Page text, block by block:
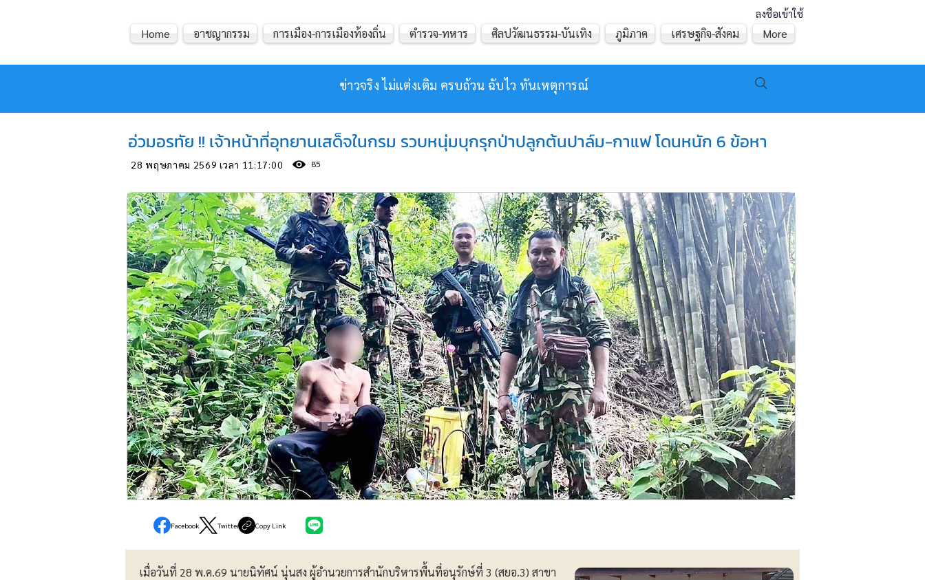
ลงชื่อเข้าใช้
ข่าวจริง ไม่แต่งเติม ครบถ้วน ฉับไว ทันเหตุการณ์
Home อาชญากรรม การเมือง-การเมืองท้องถิ่น ตำรวจ-ทหาร ศิลปวัฒนธรรม-บันเทิง ภูมิภาค เศรษฐกิจ-สังคม More
อ่วมอรทัย !! เจ้าหน้าที่อุทยานเสด็จในกรม รวบหนุ่มบุกรุกป่าปลูกต้นปาล์ม-กาแฟ โดนหนัก 6 ข้อหา
28 พฤษภาคม 2569 เวลา 11:17:00 85
ภูมิภาค
Facebook Twitter Copy Link
เมื่อวันที่ 28 พ.ค.69 นายนิทัศน์ นุ่นสง ผู้อำนวยการสำนักบริหารพื้นที่อนุรักษ์ที่ 3 (สยอ.3) สาขา